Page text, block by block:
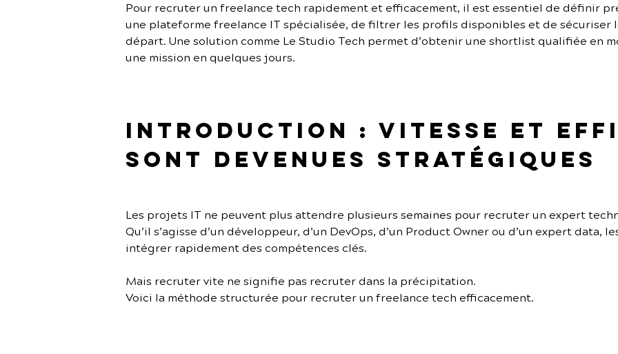
Pour recruter un freelance tech rapidement et efficacement, il est essentiel de définir
une plateforme freelance IT spécialisée, de filtrer les profils disponibles et de sécuriser
départ. Une solution comme Le Studio Tech permet d’obtenir une shortlist qualifiée en
une mission en quelques jours.
Introduction : vitesse et
sont devenues stratégiques
Les projets IT ne peuvent plus attendre plusieurs semaines pour recruter un expert
Qu’il s’agisse d’un développeur, d’un DevOps, d’un Product Owner ou d’un expert
intégrer rapidement des compétences clés.
Mais recruter vite ne signifie pas recruter dans la précipitation.
Voici la méthode structurée pour recruter un freelance tech efficacement.